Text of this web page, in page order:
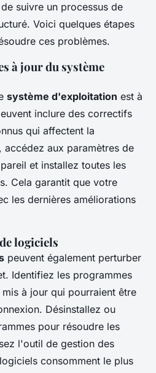
suivre un processus de
Voici quelques étapes
ces problèmes.
à jour du système
système d'exploitation est à
inclure des correctifs
qui affectent la
aux paramètres de
et installez toutes les
Cela garantit que votre
les dernières améliorations
logiciels
peuvent également perturber
Identifiez les programmes
à jour qui pourraient être
Désinstallez ou
pour résoudre les
l'outil de gestion des
consomment le plus